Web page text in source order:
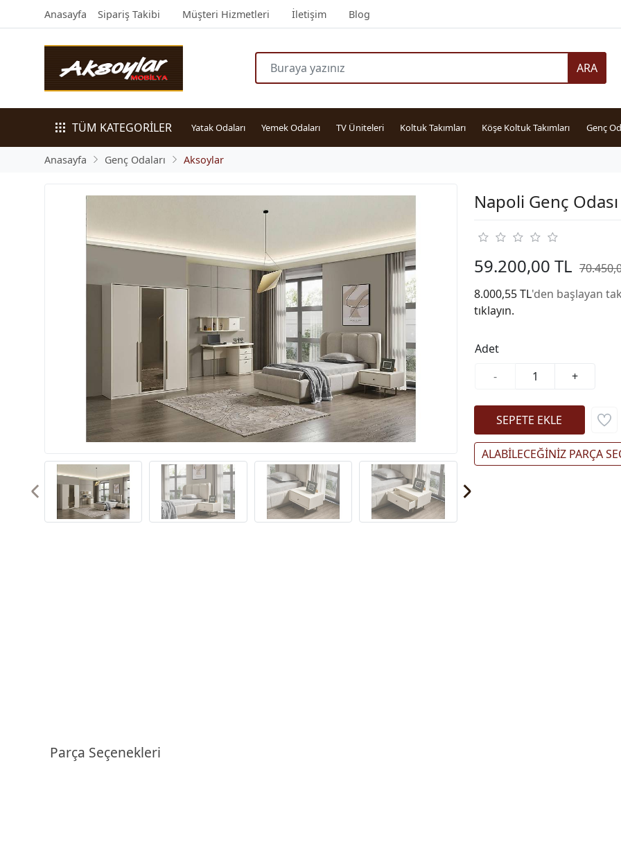
Anasayfa Sipariş Takibi Müşteri Hizmetleri İletişim Blog
ARA
TÜM KATEGORİLER Yatak Odaları Yemek Odaları TV Üniteleri Koltuk Takımları Köşe Koltuk Takımları Genç
Anasayfa Genç Odaları Aksoylar
Napoli Genç Odası
59.200,00 TL
8.000,55 TL'den başlayan
tıklayın.
Adet
-
+
ALABİLECEĞİNİZ PARÇA
Parça Seçenekleri